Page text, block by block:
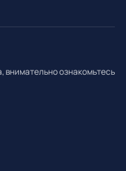
внимательно ознакомьтесь